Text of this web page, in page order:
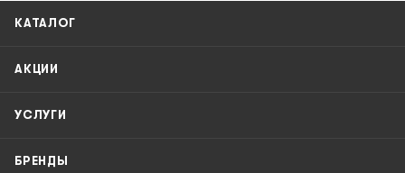
КАТАЛОГ
АКЦИИ
УСЛУГИ
БРЕНДЫ